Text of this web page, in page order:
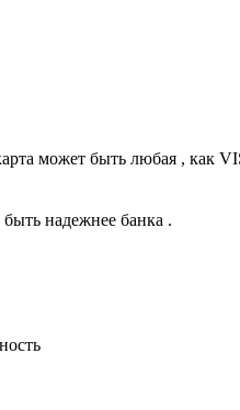
может быть любая , как
надежнее банка .